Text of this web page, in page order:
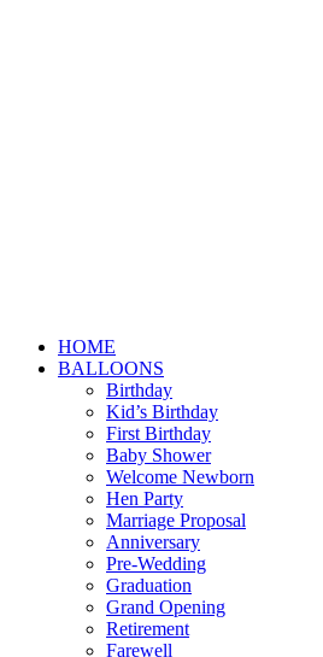
HOME
BALLOONS
Birthday
Kid’s Birthday
First Birthday
Baby Shower
Welcome Newborn
Hen Party
Marriage Proposal
Anniversary
Pre-Wedding
Graduation
Grand Opening
Retirement
Farewell